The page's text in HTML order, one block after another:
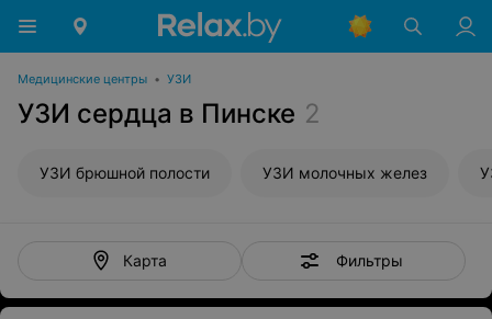
Медицинские центры • УЗИ
УЗИ сердца в Пинске 2
УЗИ брюшной полости УЗИ молочных желез
Карта Фильтры